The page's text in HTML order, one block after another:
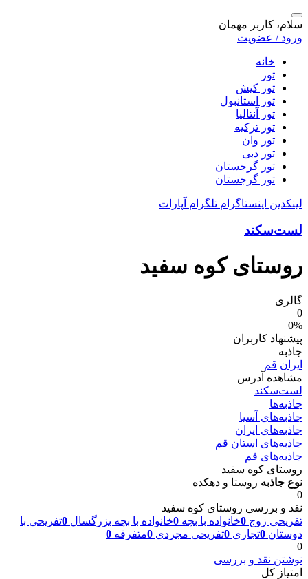
سلام، کاربر مهمان
ورود / عضویت
خانه
تور
تور کیش
تور استانبول
تور آنتالیا
تور ترکیه
تور وان
تور دبی
تور گرجستان
تور گرجستان
لینکدین اینستاگرام تلگرام آپارات
لست‌سکند
روستای کوه سفید
گالری
0
0%
پیشنهاد کاربران
جاذبه
ایران قم
مشاهده آدرس
لست‌سکند
جاذبه‌ها
جاذبه‌های آسیا
جاذبه‌های ایران
جاذبه‌های استان قم
جاذبه‌های قم
روستای کوه سفید
نوع جاذبه روستا و دهکده
0
نقد و بررسی روستای کوه سفید
تفریحی زوج 0خانواده با بچه 0خانواده با بچه بزرگسال 0تفریحی با
دوستان 0تجاری 0تفریحی مجردی 0متفرقه 0
0
نوشتن نقد و بررسی
امتیاز کل